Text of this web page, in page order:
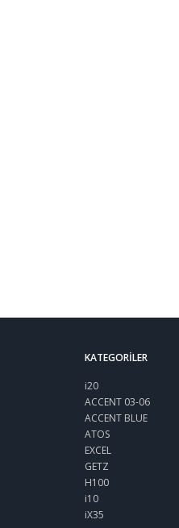
KATEGORILER
i20
ACCENT 03-06
ACCENT BLUE
ATOS
EXCEL
GETZ
H100
i10
iX35